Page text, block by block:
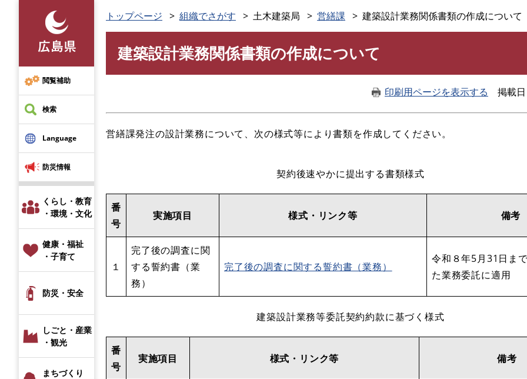
先
頭
で
す
閲覧補助
検索
Language
防災情報
くらし・教育
・環境・文化
健康・福祉
・子育て
防災・安全
しごと・産業
・観光
まちづくり
トップページ 組織でさがす 土木建築局 営繕課 建築設計業務関係書類の作成について
建築設計業務関係書類の作成について
印刷用ページを表示する 掲載日
営繕課発注の設計業務について、次の様式等により書類を作成してください。
契約後速やかに提出する書類様式
番
号
実施項目 様式・リンク等 備考
１
完了後の調査に関
する誓約書（業
務）
完了後の調査に関する誓約書（業務）
令和８年5月31日ま
た業務委託に適用
建築設計業務等委託契約約款に基づく様式
番
号
実施項目 様式・リンク等 備考